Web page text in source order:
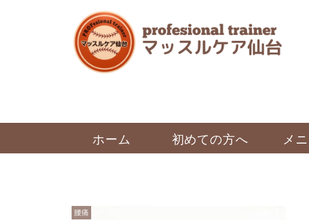
ホーム 初めての方へ メ
腰痛